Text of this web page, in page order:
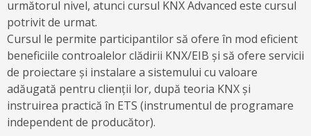
următorul nivel, atunci cursul KNX Advanced este cursul
potrivit de urmat.
Cursul le permite participantilor să ofere în mod eficient
beneficiile controalelor clădirii KNX/EIB și să ofere servicii
de proiectare și instalare a sistemului cu valoare
adăugată pentru clienții lor, după teoria KNX și
instruirea practică în ETS (instrumentul de programare
independent de producător).